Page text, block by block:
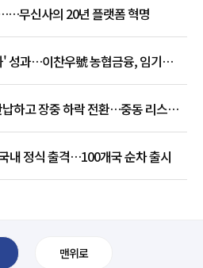
무신사의 20년 플랫폼 혁명
' 성과…이찬우號 농협금융, 임기
하고 장중 하락 전환…중동 리스크·
내 정식 출격…100개국 순차 출시
맨위로